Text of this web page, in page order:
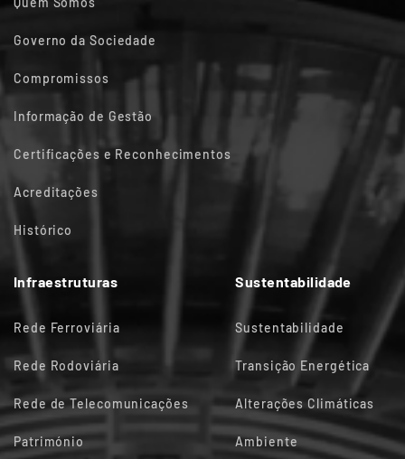
Governo da Sociedade
Compromissos
Informação de Gestão
Certificações e Reconhecimentos
Acreditações
Histórico
Infraestruturas
Rede Ferroviária
Rede Rodoviária
Rede de Telecomunicações
Património
Sustentabilidade
Sustentabilidade
Transição Energética
Alterações Climáticas
Ambiente